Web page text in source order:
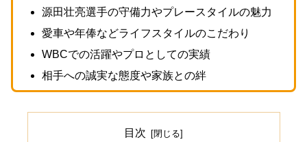
源田壮亮選手の守備力やプレースタイルの魅力
愛車や年俸などライフスタイルのこだわり
WBCでの活躍やプロとしての実績
相手への誠実な態度や家族との絆
目次